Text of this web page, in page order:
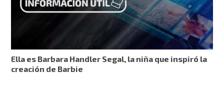
Ella es Barbara Handler Segal, la niña que inspiró la
creación de Barbie